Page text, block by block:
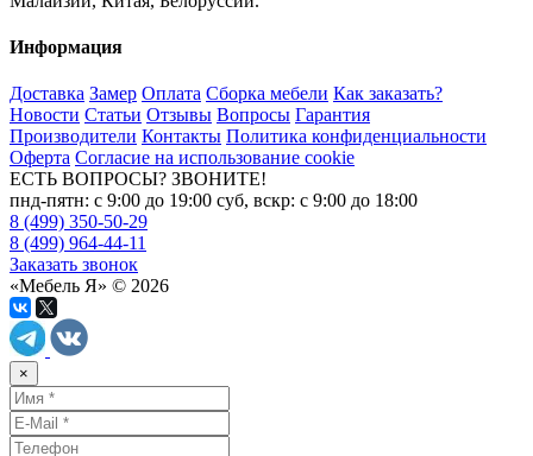
Информация
Доставка Замер Оплата Сборка мебели Как заказать?
Новости Статьи Отзывы Вопросы Гарантия
Производители Контакты Политика конфиденциальности
Оферта Согласие на использование cookie
ЕСТЬ ВОПРОСЫ? ЗВОНИТЕ!
пнд-пятн: с 9:00 до 19:00 суб, вскр: с 9:00 до 18:00
8 (499) 350-50-29
8 (499) 964-44-11
Заказать звонок
«Мебель Я» © 2026
×